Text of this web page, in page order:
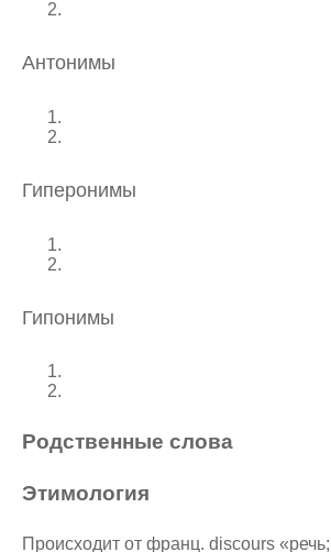
Антонимы
Гиперонимы
Гипонимы
Родственные слова
Этимология
Происходит от франц. discours